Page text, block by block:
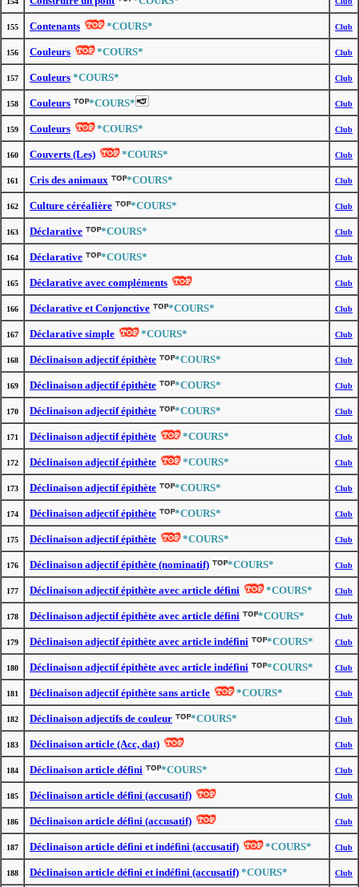
155 Contenants *COURS* Club
156 Couleurs *COURS* Club
157 Couleurs *COURS* Club
158 Couleurs *COURS* Club
159 Couleurs *COURS* Club
160 Couverts (Les) *COURS* Club
161 Cris des animaux *COURS* Club
162 Culture céréalière *COURS* Club
163 Déclarative *COURS* Club
164 Déclarative *COURS* Club
165 Déclarative avec compléments Club
166 Déclarative et Conjonctive *COURS* Club
167 Déclarative simple *COURS* Club
168 Déclinaison adjectif épithète *COURS* Club
169 Déclinaison adjectif épithète *COURS* Club
170 Déclinaison adjectif épithète *COURS* Club
171 Déclinaison adjectif épithète *COURS* Club
172 Déclinaison adjectif épithète *COURS* Club
173 Déclinaison adjectif épithète *COURS* Club
174 Déclinaison adjectif épithète *COURS* Club
175 Déclinaison adjectif épithète *COURS* Club
176 Déclinaison adjectif épithète (nominatif) *COURS* Club
177 Déclinaison adjectif épithète avec article défini *COURS* Club
178 Déclinaison adjectif épithète avec article défini *COURS* Club
179 Déclinaison adjectif épithète avec article indéfini *COURS* Club
180 Déclinaison adjectif épithète avec article indéfini *COURS* Club
181 Déclinaison adjectif épithète sans article *COURS* Club
182 Déclinaison adjectifs de couleur *COURS* Club
183 Déclinaison article (Acc, dat) Club
184 Déclinaison article défini *COURS* Club
185 Déclinaison article défini (accusatif) Club
186 Déclinaison article défini (accusatif) Club
187 Déclinaison article défini et indéfini (accusatif) *COURS* Club
188 Déclinaison article défini et indéfini (accusatif) *COURS* Club